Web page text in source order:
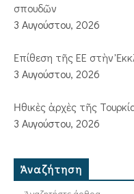
σπουδῶν
3 Αυγούστου, 2026
Ἐπίθεση τῆς ΕΕ στὴν
3 Αυγούστου, 2026
Ἠθικὲς ἀρχὲς τῆς
3 Αυγούστου, 2026
Ἀναζήτηση